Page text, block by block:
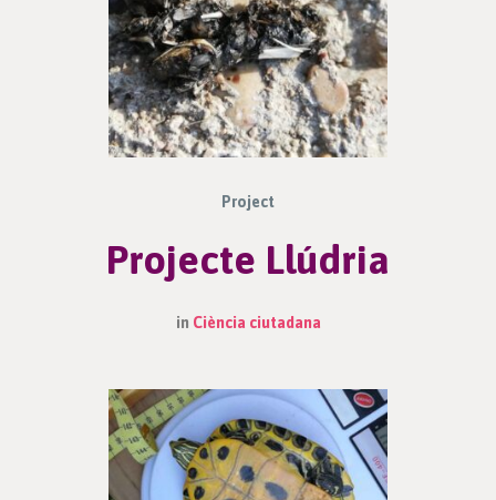
Project
Projecte Llúdria
in Ciència ciutadana